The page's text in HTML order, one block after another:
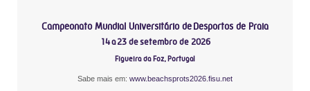
Campeonato Mundial Universitário de Desportos de Praia
14 a 23 de setembro de 2026
Figueira da Foz, Portugal
Sabe mais em: www.beachsprots2026.fisu.net